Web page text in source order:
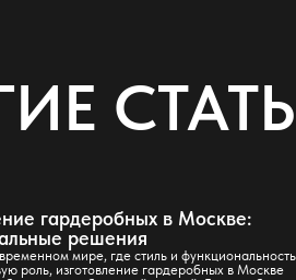
гардеробных в Москве:
решения
мире, где стиль и функциональность
роль, изготовление гардеробных в Москве